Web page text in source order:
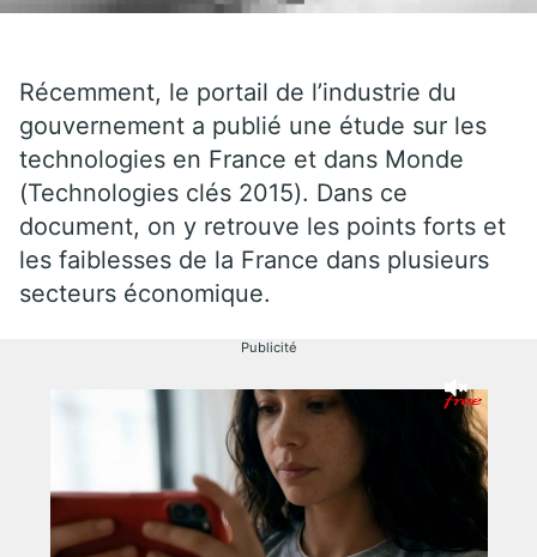
Récemment, le portail de l’industrie du
gouvernement a publié une étude sur les
technologies en France et dans Monde
(Technologies clés 2015). Dans ce
document, on y retrouve les points forts et
les faiblesses de la France dans plusieurs
secteurs économique.
Publicité